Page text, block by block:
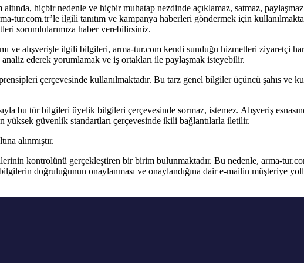
hiçbir nedenle ve hiçbir muhatap nezdinde açıklamaz, satmaz,
tur.com.tr’le ilgili tanıtım ve kampanya haberleri göndermek için
sorumlularımıza haber verebilirsiniz.
ve alışverişle ilgili bilgileri, arma-tur.com kendi sunduğu hizmetleri ziyaretçi
ederek yorumlamak ve iş ortakları ile paylaşmak isteyebilir.
çerçevesinde kullanılmaktadır. Bu tarz genel bilgiler üçüncü şahıs ve
bu tür bilgileri üyelik bilgileri çerçevesinde sormaz, istemez. Alışveriş
güvenlik standartları çerçevesinde ikili bağlantılarla iletilir.
alınmıştır.
kontrolünü gerçekleştiren bir birim bulunmaktadır. Bu nedenle, arma-
doğruluğunun onaylanması ve onaylandığına dair e-mailin müşteriye